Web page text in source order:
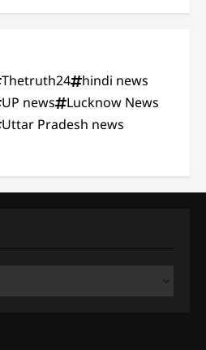
Thetruth24
hindi news
UP news
Lucknow News
Uttar Pradesh news